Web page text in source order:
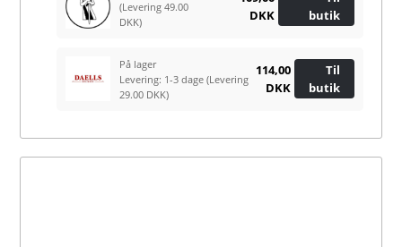
(Levering 49.00
DKK)
DKK
butik
På lager
Levering: 1-3 dage(Levering
29.00 DKK)
114,00
DKK
Til
butik